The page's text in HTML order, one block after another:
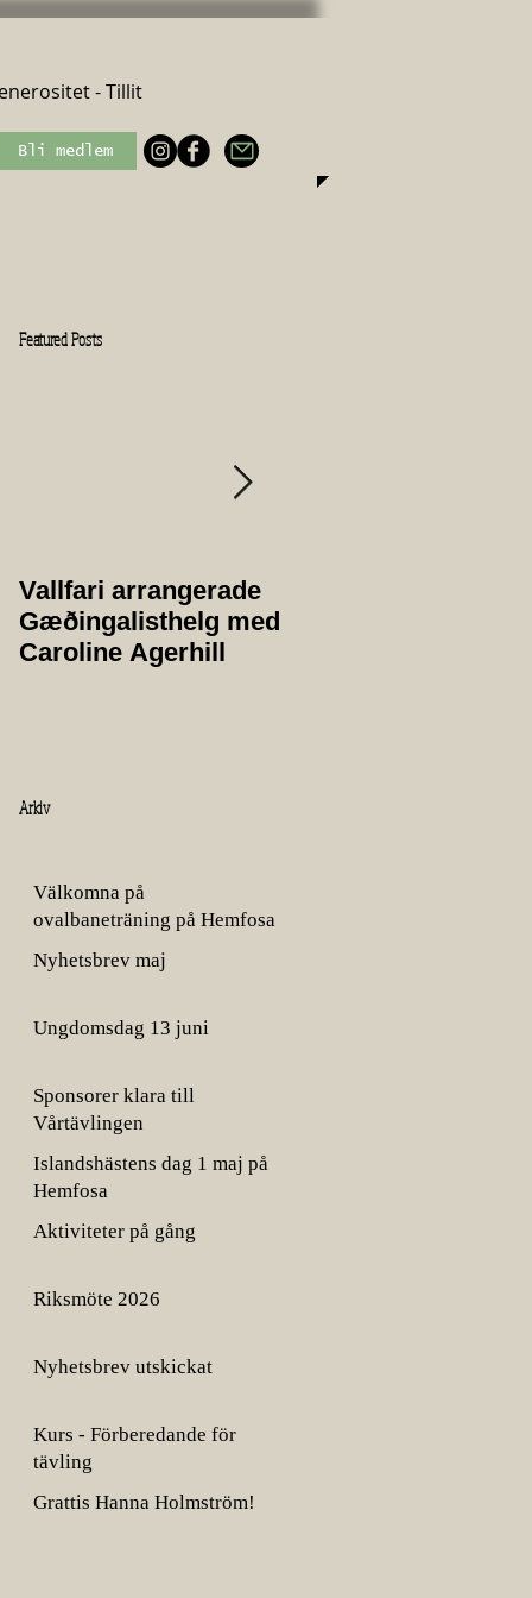
Bli medlem
- Tillit
Featured Posts
Vallfari arrangerade
Gæðingalisthelg med
Caroline Agerhill
Arkiv
Välkomna på
ovalbaneträning på Hemfosa
Nyhetsbrev maj
Ungdomsdag 13 juni
Sponsorer klara till
Vårtävlingen
Islandshästens dag 1 maj på
Hemfosa
Aktiviteter på gång
Riksmöte 2026
Nyhetsbrev utskickat
Kurs - Förberedande för
tävling
Grattis Hanna Holmström!